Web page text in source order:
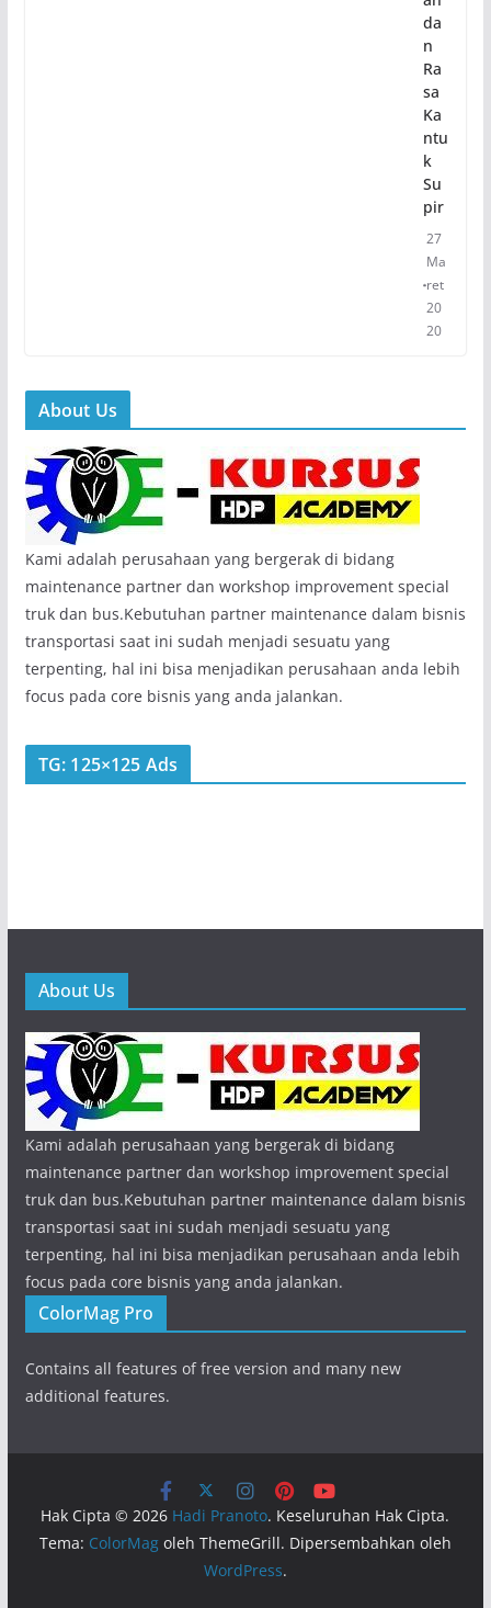
da
n
Ra
sa
Ka
ntu
k
Su
pir
27
Ma
ret
20
20
About Us
Kami adalah perusahaan yang bergerak di bidang
maintenance partner dan workshop improvement special
truk dan bus.Kebutuhan partner maintenance dalam bisnis
transportasi saat ini sudah menjadi sesuatu yang
terpenting, hal ini bisa menjadikan perusahaan anda lebih
focus pada core bisnis yang anda jalankan.
TG: 125×125 Ads
About Us
Kami adalah perusahaan yang bergerak di bidang
maintenance partner dan workshop improvement special
truk dan bus.Kebutuhan partner maintenance dalam bisnis
transportasi saat ini sudah menjadi sesuatu yang
terpenting, hal ini bisa menjadikan perusahaan anda lebih
focus pada core bisnis yang anda jalankan.
ColorMag Pro
Contains all features of free version and many new
additional features.
Hak Cipta © 2026 Hadi Pranoto. Keseluruhan Hak Cipta.
Tema: ColorMagoleh ThemeGrill. Dipersembahkan oleh
WordPress.